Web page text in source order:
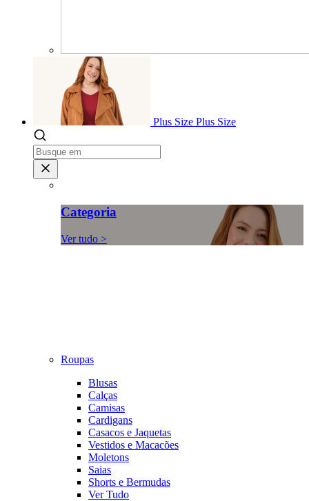
Plus Size Plus Size
Categoria
Ver tudo >
Roupas
Blusas
Calças
Camisas
Cardigans
Casacos e Jaquetas
Vestidos e Macacões
Moletons
Saias
Shorts e Bermudas
Ver Tudo